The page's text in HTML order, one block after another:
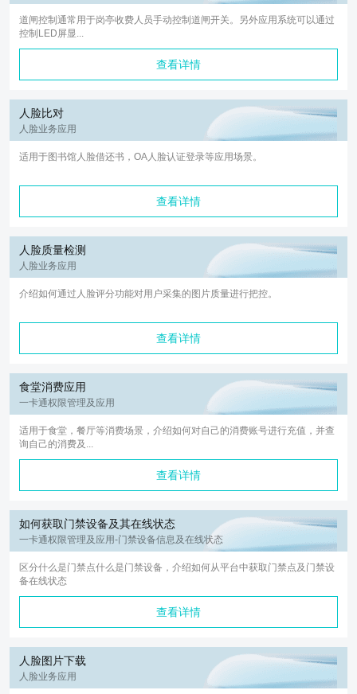
道闸控制通常用于岗亭收费人员手动控制道闸开关。另外应用系统可以通过
控制LED屏显...
查看详情
人脸比对
人脸业务应用
适用于图书馆人脸借还书，OA人脸认证登录等应用场景。
查看详情
人脸质量检测
人脸业务应用
介绍如何通过人脸评分功能对用户采集的图片质量进行把控。
查看详情
食堂消费应用
一卡通权限管理及应用
适用于食堂，餐厅等消费场景，介绍如何对自己的消费账号进行充值，并查
询自己的消费及...
查看详情
如何获取门禁设备及其在线状态
一卡通权限管理及应用-门禁设备信息及在线状态
区分什么是门禁点什么是门禁设备，介绍如何从平台中获取门禁点及门禁设
备在线状态
查看详情
人脸图片下载
人脸业务应用